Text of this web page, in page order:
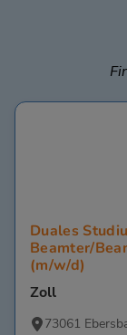
Duales
Beamter/
(m/w/d)
Zoll
73061